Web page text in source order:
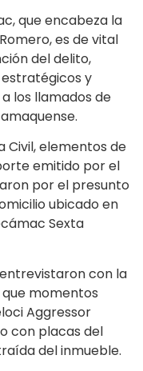
que encabeza la
es de vital
del delito,
y
los llamados de
Civil, elementos de
emitido por el
por el presunto
ubicado en
Sexta
con la
momentos
Aggressor
con placas del
del inmueble.